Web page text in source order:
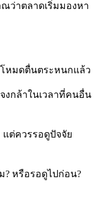
ว่าตลาดเริ่มมองหา
โหมดตื่นตระหนกแล้ว
จงกล้าในเวลาที่คนอื่น
แต่ควรรอดูปัจจัย
หรือรอดูไปก่อน?